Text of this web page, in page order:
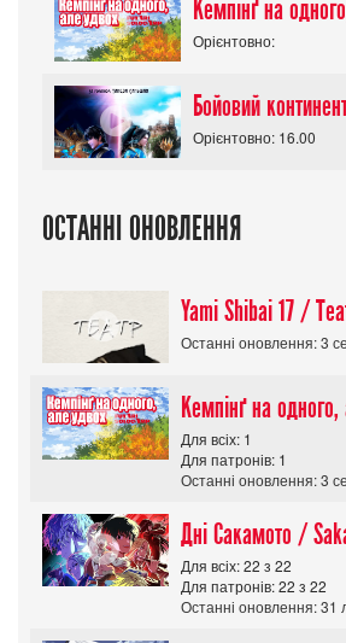
Орієнтовно:
Бойовий
Орієнтовно: 16.00
ОСТАННІ ОНОВЛЕННЯ
Yami Shibai 17 /
Останні оновлення: 3
Для всіх: 1
Для патронів: 1
Останні оновлення: 3
Для всіх: 22 з 22
Для патронів: 22 з 22
Останні оновлення: 31